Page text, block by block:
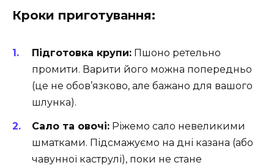
Кроки приготування:
Підготовка крупи: Пшоно ретельно
промити. Варити його можна попередньо
(це не обов’язково, але бажано для вашого
шлунка).
Сало та овочі: Ріжемо сало невеликими
шматками. Підсмажуємо на дні казана (або
чавунної каструлі), поки не стане